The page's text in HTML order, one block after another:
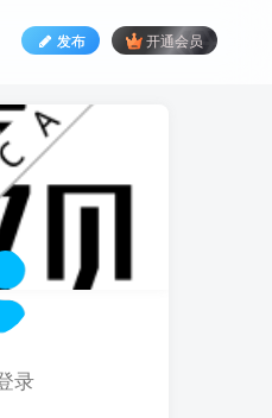
发布 开通会员
录